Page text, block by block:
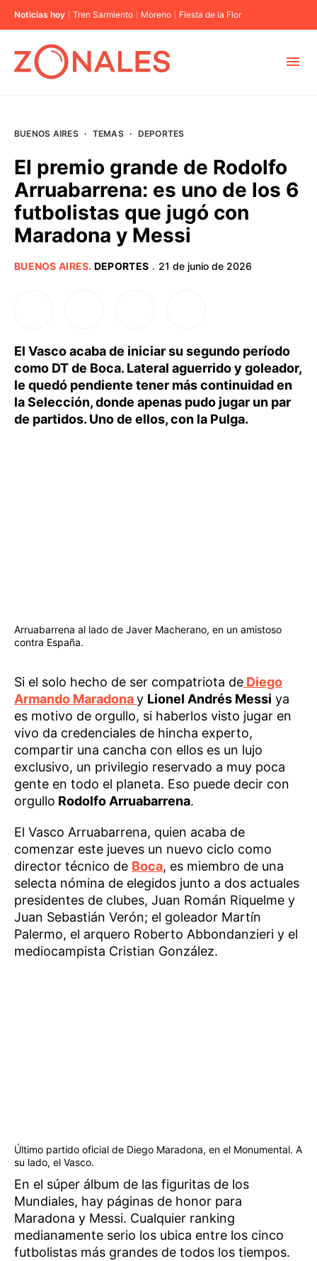
Noticias hoy Tren Sarmiento Moreno Fiesta de la Flor
BUENOS AIRES
PROVINCIAS
BUENOS AIRES · TEMAS · DEPORTES
El premio grande de Rodolfo
Arruabarrena: es uno de los 6
futbolistas que jugó con
Maradona y Messi
BUENOS AIRES. DEPORTES · 21 de junio de 2026
El Vasco acaba de iniciar su segundo período
como DT de Boca. Lateral aguerrido y goleador,
le quedó pendiente tener más continuidad en
la Selección, donde apenas pudo jugar un par
de partidos. Uno de ellos, con la Pulga.
Arruabarrena al lado de Javer Macherano, en un amistoso
contra España.
Si el solo hecho de ser compatriota de Diego
Armando Maradonay Lionel Andrés Messi ya
es motivo de orgullo, si haberlos visto jugar en
vivo da credenciales de hincha experto,
compartir una cancha con ellos es un lujo
exclusivo, un privilegio reservado a muy poca
gente en todo el planeta. Eso puede decir con
orgullo Rodolfo Arruabarrena.
El Vasco Arruabarrena, quien acaba de
comenzar este jueves un nuevo ciclo como
director técnico de Boca, es miembro de una
selecta nómina de elegidos junto a dos actuales
presidentes de clubes, Juan Román Riquelme y
Juan Sebastián Verón; el goleador Martín
Palermo, el arquero Roberto Abbondanzieri y el
mediocampista Cristian González.
Último partido oficial de Diego Maradona, en el Monumental. A
su lado, el Vasco.
En el súper álbum de las figuritas de los
Mundiales, hay páginas de honor para
Maradona y Messi. Cualquier ranking
medianamente serio los ubica entre los cinco
futbolistas más grandes de todos los tiempos.